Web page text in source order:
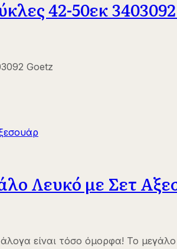
42-50εκ
Goetz
Λευκό με Σετ
είναι τόσο όμορφα! Το